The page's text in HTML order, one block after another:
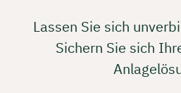
Lassen Sie sich
Sichern Sie sich